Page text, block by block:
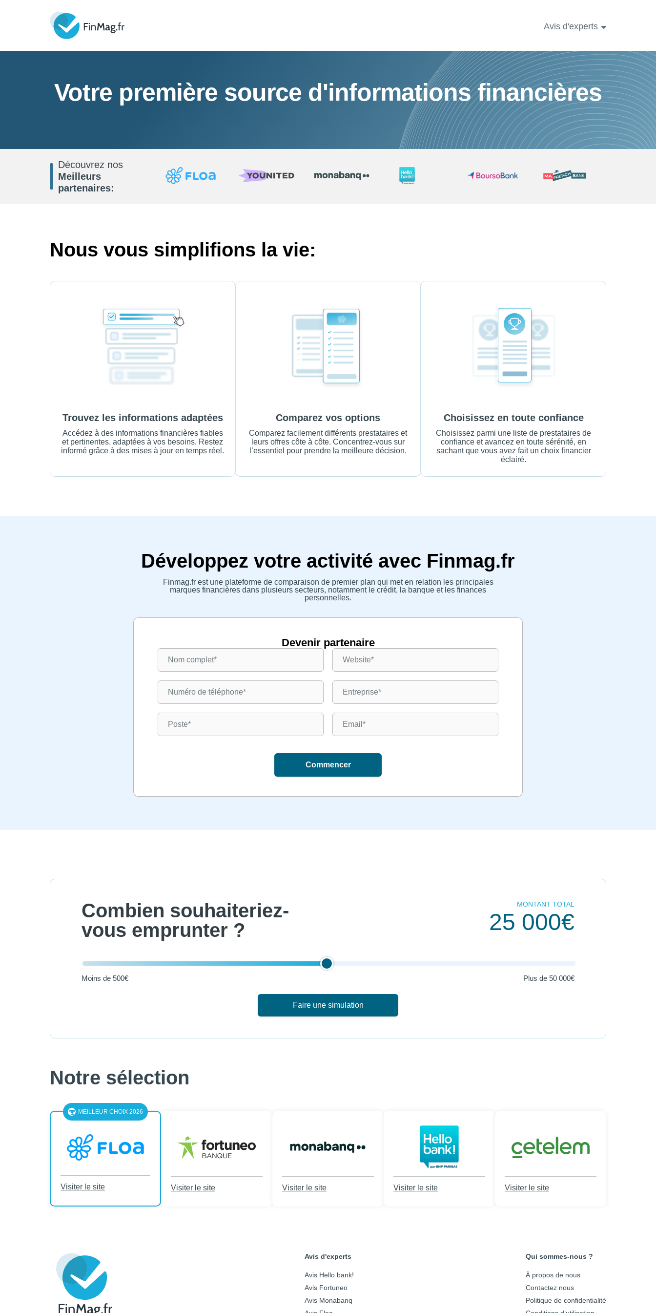
Avis d'experts
Votre première source d'informations financières
Découvrez nos
Meilleurs
partenaires:
Nous vous simplifions la vie:
Trouvez les informations adaptées
Accédez à des informations financières fiables
et pertinentes, adaptées à vos besoins. Restez
informé grâce à des mises à jour en temps réel.
Comparez vos options
Comparez facilement différents prestataires et
leurs offres côte à côte. Concentrez-vous sur
l’essentiel pour prendre la meilleure décision.
Choisissez en toute confiance
Choisissez parmi une liste de prestataires de
confiance et avancez en toute sérénité, en
sachant que vous avez fait un choix financier
éclairé.
Développez votre activité avec Finmag.fr
Finmag.fr est une plateforme de comparaison de premier plan qui met en relation les principales
marques financières dans plusieurs secteurs, notamment le crédit, la banque et les finances
personnelles.
Devenir partenaire
Commencer
Combien souhaiteriez-
vous emprunter ?
MONTANT TOTAL
25 000€
Moins de 500€ Plus de 50 000€
Faire une simulation
Notre sélection
MEILLEUR CHOIX 2026
Visiter le site Visiter le site Visiter le site Visiter le site Visiter le site
Avis d'experts
Avis Hello bank!
Avis Fortuneo
Avis Monabanq
Qui sommes-nous ?
À propos de nous
Contactez nous
Politique de confidentialité